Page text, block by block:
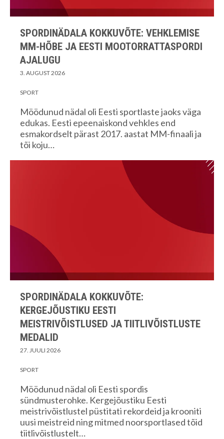
SPORDINÄDALA KOKKUVÕTE: VEHKLEMISE
MM-HÕBE JA EESTI MOOTORRATTASPORDI
AJALUGU
3. AUGUST 2026
SPORT
Möödunud nädal oli Eesti sportlaste jaoks väga
edukas. Eesti epeenaiskond vehkles end
esmakordselt pärast 2017. aastat MM-finaali ja
tõi koju…
SPORDINÄDALA KOKKUVÕTE:
KERGEJÕUSTIKU EESTI
MEISTRIVÕISTLUSED JA TIITLIVÕISTLUSTE
MEDALID
27. JUULI 2026
SPORT
Möödunud nädal oli Eesti spordis
sündmusterohke. Kergejõustiku Eesti
meistrivõistlustel püstitati rekordeid ja krooniti
uusi meistreid ning mitmed noorsportlased tõid
tiitlivõistlustelt…